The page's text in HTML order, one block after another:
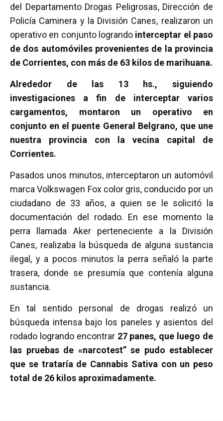
del Departamento Drogas Peligrosas, Dirección de
Policía Caminera y la División Canes, realizaron un
operativo en conjunto logrando interceptar el paso
de dos automóviles provenientes de la provincia
de Corrientes, con más de 63 kilos de marihuana.
Alrededor de las 13 hs., siguiendo
investigaciones a fin de interceptar varios
cargamentos, montaron un operativo en
conjunto en el puente General Belgrano, que une
nuestra provincia con la vecina capital de
Corrientes.
Pasados unos minutos, interceptaron un automóvil
marca Volkswagen Fox color gris, conducido por un
ciudadano de 33 años, a quien se le solicitó la
documentación del rodado. En ese momento la
perra llamada Aker perteneciente a la División
Canes, realizaba la búsqueda de alguna sustancia
ilegal, y a pocos minutos la perra señaló la parte
trasera, donde se presumía que contenía alguna
sustancia.
En tal sentido personal de drogas realizó un
búsqueda intensa bajo los paneles y asientos del
rodado logrando encontrar27 panes, que luego de
las pruebas de «narcotest” se pudo establecer
que se trataría de Cannabis Sativa con un peso
total de 26 kilos aproximadamente.